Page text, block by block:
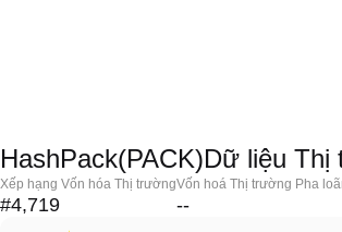
HashPack(PACK)Dữ liệu Thị
Xếp hạng Vốn hóa Thị trường
#4,719
Vốn hoá Thị trường Pha
--